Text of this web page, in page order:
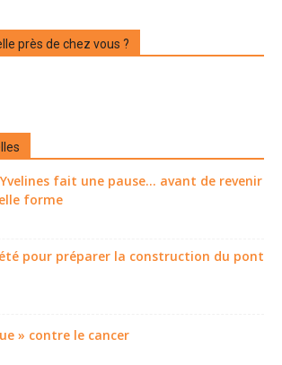
près de chez vous ?
fait une pause... avant de revenir
forme
pour préparer la construction du pont
» contre le cancer